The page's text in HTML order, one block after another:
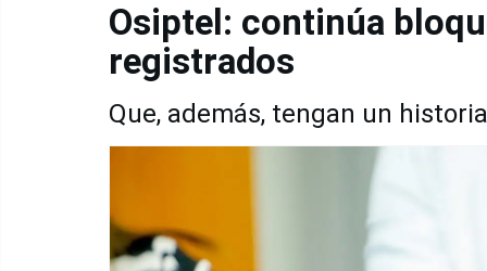
Osiptel: continúa
registrados
Que, además, tengan un